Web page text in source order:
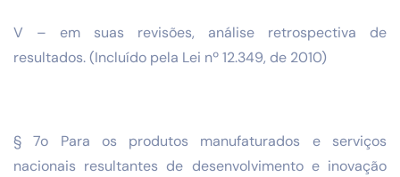
V – em suas revisões, análise retrospectiva de
resultados. (Incluído pela Lei nº 12.349, de 2010)
§ 7o Para os produtos manufaturados e serviços
nacionais resultantes de desenvolvimento e inovação